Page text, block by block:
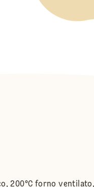
200°C forno